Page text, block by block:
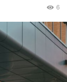
6